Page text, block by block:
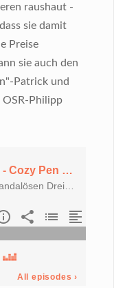
raushaut -
sie damit
Preise
sie auch den
Patrick und
Philipp